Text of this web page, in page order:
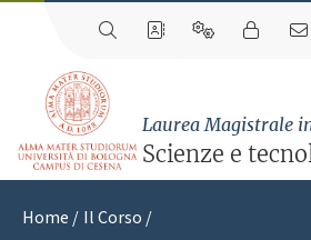
Laurea Magistrale
Scienze e
Home Il Corso